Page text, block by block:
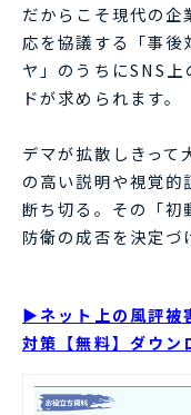
だからこそ現代の企
応を協議する「事
ヤ」のうちにSNS
ドが求められます。
デマが拡散しきって
の高い説明や視覚的
断ち切る。その「初
防衛の成否を決定づ
▶ネット上の風評被
対策【無料】ダウン